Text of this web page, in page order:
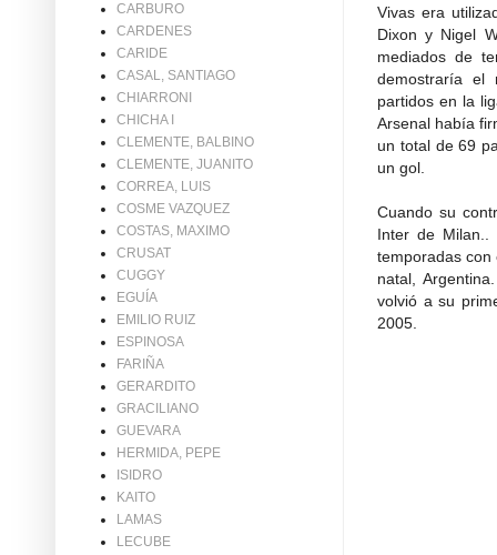
Vivas era
Dixon y Nigel
mediados de
demostraría el
partidos en la
Arsenal había
un total de 69
un gol.
Cuando su
Inter de
temporadas
natal,
volvió a su
2005.
CARBURO
CARDENES
CARIDE
CASAL, SANTIAGO
CHIARRONI
CHICHA I
CLEMENTE, BALBINO
CLEMENTE, JUANITO
CORREA, LUIS
COSME VAZQUEZ
COSTAS, MAXIMO
CRUSAT
CUGGY
EGUÍA
EMILIO RUIZ
ESPINOSA
FARIÑA
GERARDITO
GRACILIANO
GUEVARA
HERMIDA, PEPE
ISIDRO
KAITO
LAMAS
LECUBE